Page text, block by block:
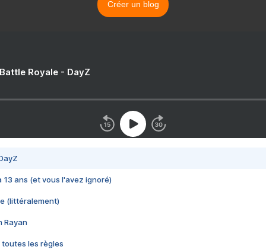
Créer un blog
Royale - DayZ
13 ans (et vous l'avez ignoré)
(littéralement)
Rayan
toutes les règles